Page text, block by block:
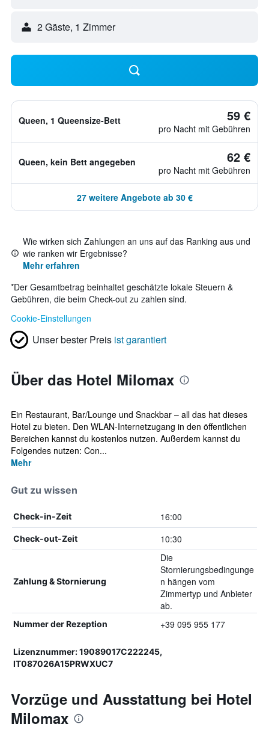
2 Gäste, 1 Zimmer
Queen, 1 Queensize-Bett 59 €
pro Nacht mit Gebühren
Queen, kein Bett angegeben 62 €
pro Nacht mit Gebühren
27 weitere Angebote ab 30 €
Wie wirken sich Zahlungen an uns auf das Ranking aus und
wie ranken wir Ergebnisse?
Mehr erfahren
*Der Gesamtbetrag beinhaltet geschätzte lokale Steuern &
Gebühren, die beim Check-out zu zahlen sind.
Cookie-Einstellungen
Unser bester Preis ist garantiert
Über das Hotel Milomax
Ein Restaurant, Bar/Lounge und Snackbar – all das hat dieses
Hotel zu bieten. Den WLAN-Internetzugang in den öffentlichen
Bereichen kannst du kostenlos nutzen. Außerdem kannst du
Folgendes nutzen: Con...
Mehr
Gut zu wissen
Check-in-Zeit 16:00
Check-out-Zeit 10:30
Zahlung & Stornierung
Die
Stornierungsbedingunge
n hängen vom
Zimmertyp und Anbieter
ab.
Nummer der Rezeption +39 095 955 177
Lizenznummer: 19089017C222245,
IT087026A15PRWXUC7
Vorzüge und Ausstattung bei Hotel
Milomax